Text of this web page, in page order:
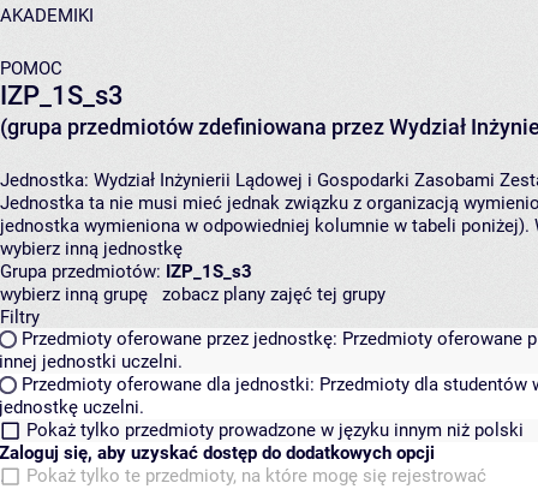
AKADEMIKI
POMOC
IZP_1S_s3
(grupa przedmiotów zdefiniowana przez Wydział
Jednostka: Wydział Inżynierii Lądowej i Gospodarki Zasobami
Jednostka ta nie musi mieć jednak związku z organizacją
jednostka wymieniona w odpowiedniej kolumnie w tabeli
wybierz inną jednostkę
Grupa przedmiotów: IZP_1S_s3
wybierz inną grupę
zobacz plany zajęć tej grupy
Filtry
Przedmioty oferowane przez jednostkę: Przedmioty oferowane
innej jednostki uczelni.
Przedmioty oferowane dla jednostki: Przedmioty dla studentów
jednostkę uczelni.
Pokaż tylko przedmioty prowadzone w języku innym niż polski
Zaloguj się, aby uzyskać dostęp do dodatkowych opcji
Pokaż tylko te przedmioty, na które mogę się rejestrować